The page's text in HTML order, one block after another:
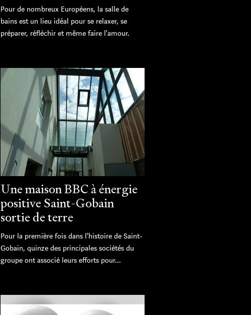
Pour de nombreux Européens, la salle de
bains est un lieu idéal pour se relaxer, se
préparer, réfléchir et même faire l'amour.
Une maison BBC à énergie
positive Saint-Gobain
sortie de terre
Pour la première fois dans l’histoire de Saint-
Gobain, quinze des principales sociétés du
groupe ont associé leurs efforts pour...